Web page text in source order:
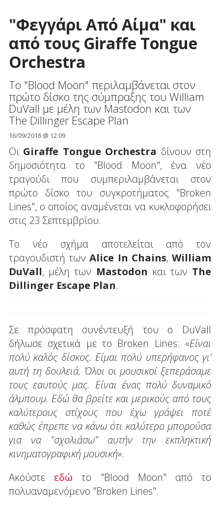
"Φεγγάρι Από Αίμα" και
από τους Giraffe Tongue
Orchestra
To "Blood Moon" περιλαμβάνεται στον
πρώτο δίσκο της σύμπραξης του William
DuVall με μέλη των Mastodon και των
The Dillinger Escape Plan
16/09/2016 @ 12:09
Οι Giraffe Tongue Orchestra δίνουν στη
δημοσιότητα το "Blood Moon", ένα νέο
τραγούδι που συμπεριλαμβάνεται στον
πρώτο δίσκο του συγκροτήματος "Broken
Lines", ο οποίος αναμένεται να κυκλοφορήσει
στις 23 Σεπτεμβρίου.
Το νέο σχήμα αποτελείται από τον
τραγουδιστή τωνAlice In Chains,William
DuVall, μέλη των Mastodon και των The
Dillinger Escape Plan.
Σε πρόσφατη συνέντευξή του ο DuVall
δήλωσε σχετικά με το Broken Lines: «Είναι
πολύ καλός δίσκος. Είμαι πολύ υπερήφανος γι’
αυτή τη δουλειά. Όλοι οι μουσικοί ξεπεράσαμε
τους εαυτούς μας. Είναι ένας πολύ δυναμικό
άλμπουμ. Εδώ θα βρείτε και μερικούς από τους
καλύτερους στίχους που έχω γράψει ποτέ
καθώς έπρεπε να κάνω ότι καλύτερο μπορούσα
για να "σχολιάσω" αυτήν την εκπληκτική
κινηματογραφική μουσική».
Ακούστε εδώ το "Blood Moon" από το
πολυαναμενόμενο "Broken Lines".